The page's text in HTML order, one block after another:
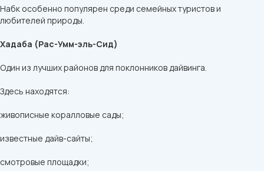
Набк особенно популярен среди семейных туристов и
любителей природы.
Хадаба (Рас-Умм-эль-Сид)
Один из лучших районов для поклонников дайвинга.
Здесь находятся:
живописные коралловые сады;
известные дайв-сайты;
смотровые площадки;